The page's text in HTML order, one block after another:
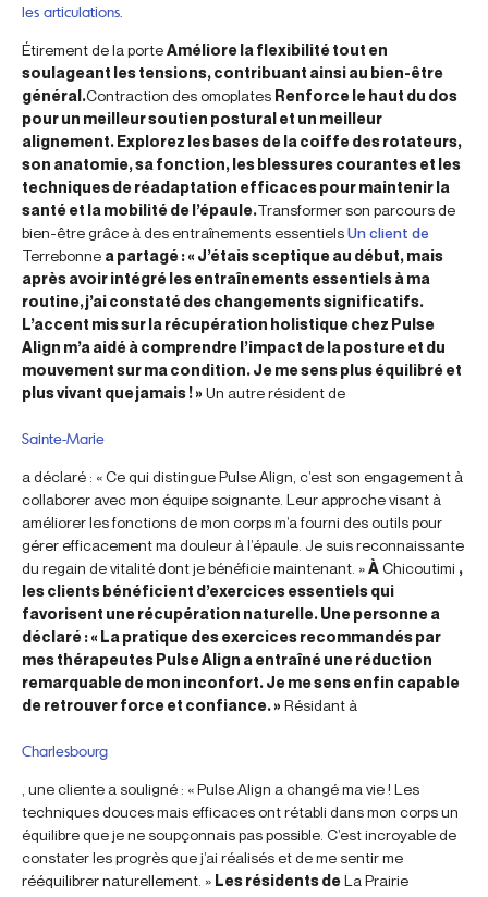
les articulations.
Étirement de la porteAméliore la flexibilité tout en
soulageant les tensions, contribuant ainsi au bien-être
général.Contraction des omoplates Renforce le haut du dos
pour un meilleur soutien postural et un meilleur
alignement. Explorez les bases de la coiffe des rotateurs,
son anatomie, sa fonction, les blessures courantes et les
techniques de réadaptation efficaces pour maintenir la
santé et la mobilité de l’épaule.Transformer son parcours de
bien-être grâce à des entraînements essentielsUn client de
Terrebonne a partagé : « J’étais sceptique au début, mais
après avoir intégré les entraînements essentiels à ma
routine, j’ai constaté des changements significatifs.
L’accent mis sur la récupération holistique chez Pulse
Align m’a aidé à comprendre l’impact de la posture et du
mouvement sur ma condition. Je me sens plus équilibré et
plus vivant que jamais ! » Un autre résident de
Sainte-Marie
a déclaré : « Ce qui distingue Pulse Align, c’est son engagement à
collaborer avec mon équipe soignante. Leur approche visant à
améliorer les fonctions de mon corps m’a fourni des outils pour
gérer efficacement ma douleur à l’épaule. Je suis reconnaissante
du regain de vitalité dont je bénéficie maintenant. »ÀChicoutimi ,
les clients bénéficient d’exercices essentiels qui
favorisent une récupération naturelle. Une personne a
déclaré : « La pratique des exercices recommandés par
mes thérapeutes Pulse Align a entraîné une réduction
remarquable de mon inconfort. Je me sens enfin capable
de retrouver force et confiance. » Résidant à
Charlesbourg
, une cliente a souligné : « Pulse Align a changé ma vie ! Les
techniques douces mais efficaces ont rétabli dans mon corps un
équilibre que je ne soupçonnais pas possible. C’est incroyable de
constater les progrès que j’ai réalisés et de me sentir me
rééquilibrer naturellement. » Les résidents deLa Prairie